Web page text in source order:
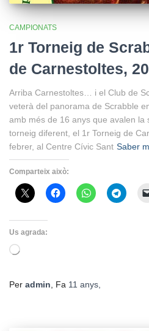
CAMPIONATS
1r Torneig de
de Carnestoltes,
Arriba Carnestoltes… i el Club de
veterà del panorama de Scrabble
amb més de 16 anys que avalen la
torneig diferent, el 1r Torneig de
febrer, al Centre Cívic Sant Saber
Comparteix això:
Us agrada:
S'està
Per admin, Fa 11 anys,